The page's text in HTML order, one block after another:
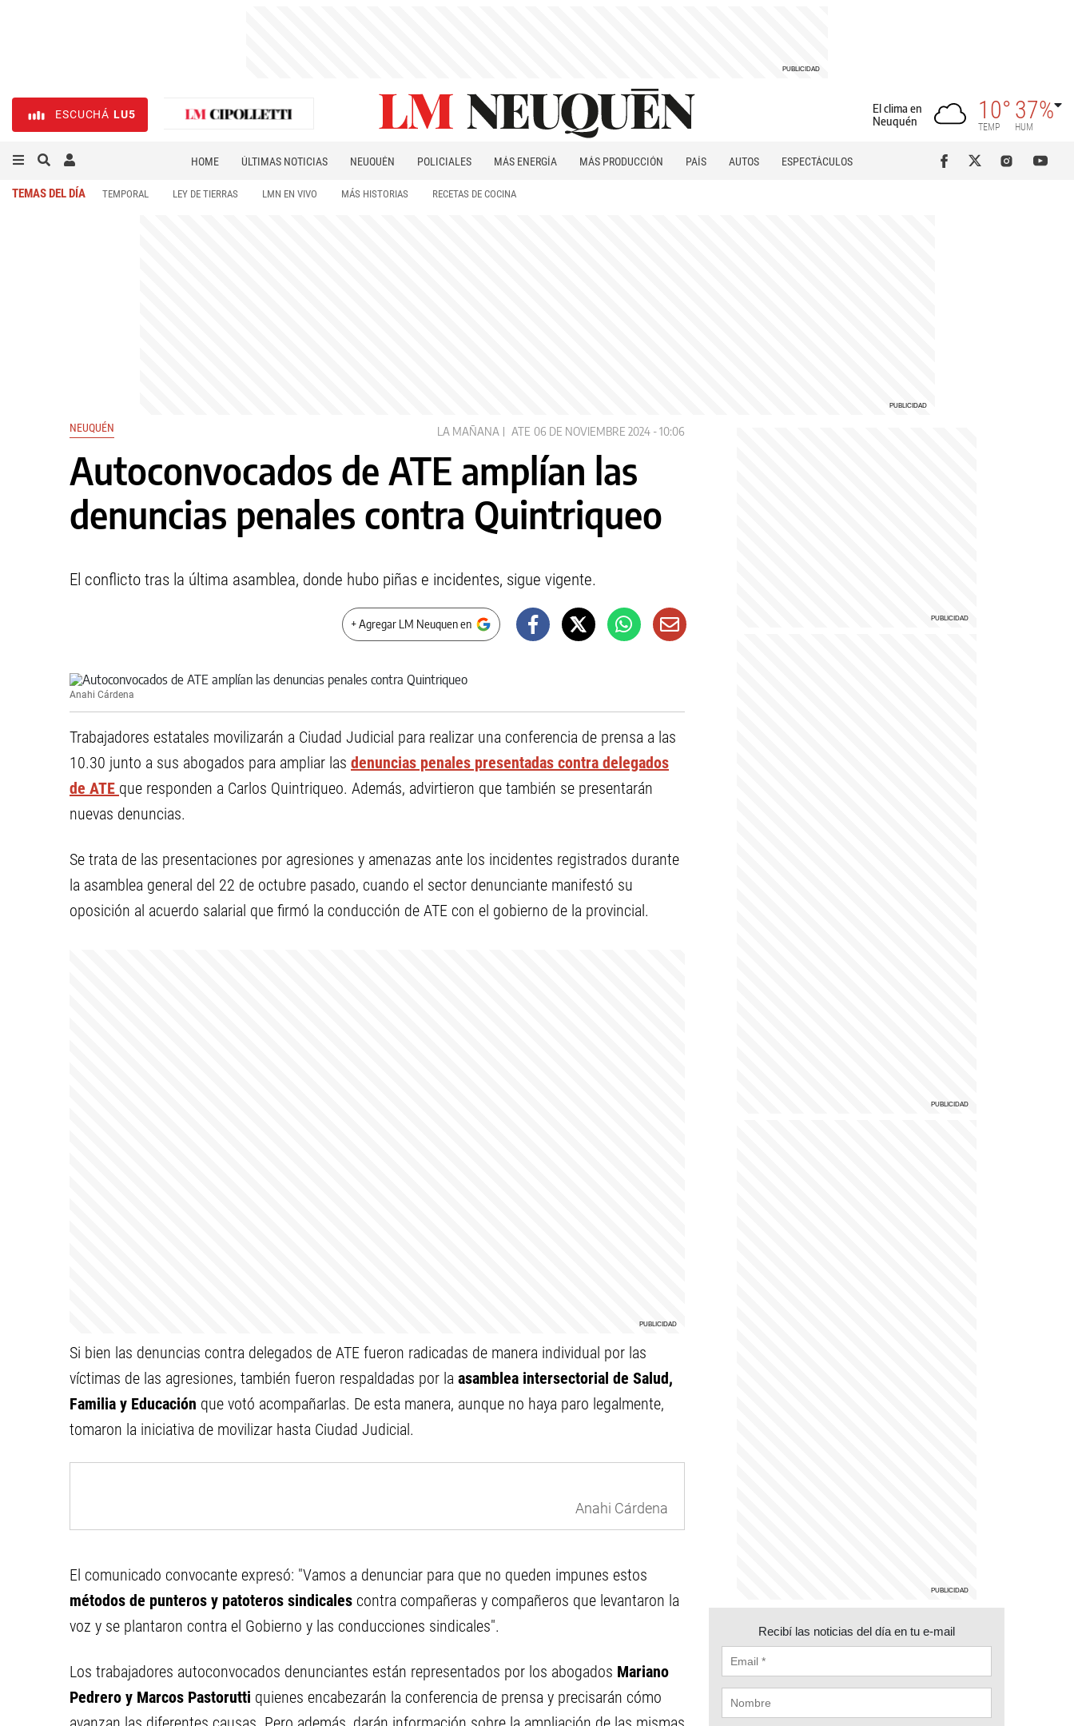
ESCUCHÁ LU5
El clima en
Neuquén
10°
TEMP
37%
HUM
HOME ÚLTIMAS NOTICIAS NEUQUÉN POLICIALES MÁS ENERGÍA MÁS PRODUCCIÓN PAÍS AUTOS
ESPECTÁCULOS
TEMAS DEL DÍA TEMPORAL LEY DE TIERRAS LMN EN VIVO MÁS HISTORIAS RECETAS DE COCINA
NEUQUÉN LA MAÑANA ATE 06 DE NOVIEMBRE 2024 - 10:06
Autoconvocados de ATE amplían las
denuncias penales contra Quintriqueo
El conflicto tras la última asamblea, donde hubo piñas e incidentes, sigue vigente.
+ Agregar LM Neuquen en
Anahi Cárdena
Trabajadores estatales movilizarán a Ciudad Judicial para realizar una conferencia de prensa a las
10.30 junto a sus abogados para ampliar las denuncias penales presentadas contra delegados
de ATE que responden a Carlos Quintriqueo. Además, advirtieron que también se presentarán
nuevas denuncias.
Se trata de las presentaciones por agresiones y amenazas ante los incidentes registrados durante
la asamblea general del 22 de octubre pasado, cuando el sector denunciante manifestó su
oposición al acuerdo salarial que firmó la conducción de ATE con el gobierno de la provincial.
Si bien las denuncias contra delegados de ATE fueron radicadas de manera individual por las
víctimas de las agresiones, también fueron respaldadas por la asamblea intersectorial de Salud,
Familia y Educación que votó acompañarlas. De esta manera, aunque no haya paro legalmente,
tomaron la iniciativa de movilizar hasta Ciudad Judicial.
Anahi Cárdena
El comunicado convocante expresó: "Vamos a denunciar para que no queden impunes estos
métodos de punteros y patoteros sindicales contra compañeras y compañeros que levantaron la
voz y se plantaron contra el Gobierno y las conducciones sindicales".
Los trabajadores autoconvocados denunciantes están representados por los abogados Mariano
Pedrero y Marcos Pastorutti quienes encabezarán la conferencia de prensa y precisarán cómo
Recibí las noticias del día en tu e-mail